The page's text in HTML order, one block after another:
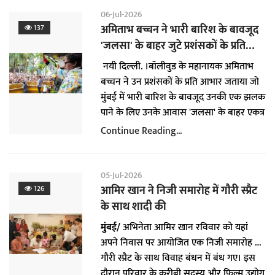
137
06-Jul-2026
अमिताभ बच्चन ने भारी बारिश के बावजूद
'जलसा' के बाहर जुटे प्रशंसकों के प्रति
आभार जताया
नयी दिल्ली. ।बॉलीवुड के महानायक अमिताभ
बच्चन ने उन प्रशंसकों के प्रति आभार जताया जो
मुंबई में भारी बारिश के बावजूद उनकी एक झलक
पाने के लिए उनके आवास 'जलसा' के बाहर एकत्र
हुए। उन्होंने कहा कि यह उनके लिए बेहद भावुक
वह हर रविवार अपने आवास के बाहर आकर
अपने प्रशंसकों से मुलाकात करते हैं, जो उनकी
एक झलक पाने के लिए वहां इकट्ठा होते हैं।
अभिनेता यह वर्षों से करते आ रहे हैं। अभिनेता ने
सोमवार को अपने व्यक्तिगत ब्लॉग पर इस
मुलाकात की तस्वीरें साझा कर कहा कि उनके
प्रशंसक खराब मौसम में भी चाहे बारिश हो या
Continue Reading...
126
05-Jul-2026
आमिर खान ने निजी समारोह में गौरी स्प्रैट
के साथ शादी की
मुंबई/अभिनेता आमिर खान रविवार को यहां
अपने निवास पर आयोजित एक निजी समारोह में
गौरी स्प्रैट के साथ विवाह बंधन में बंध गए। इस